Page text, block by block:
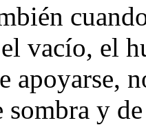
vacío, el
apoyarse,
sombra y